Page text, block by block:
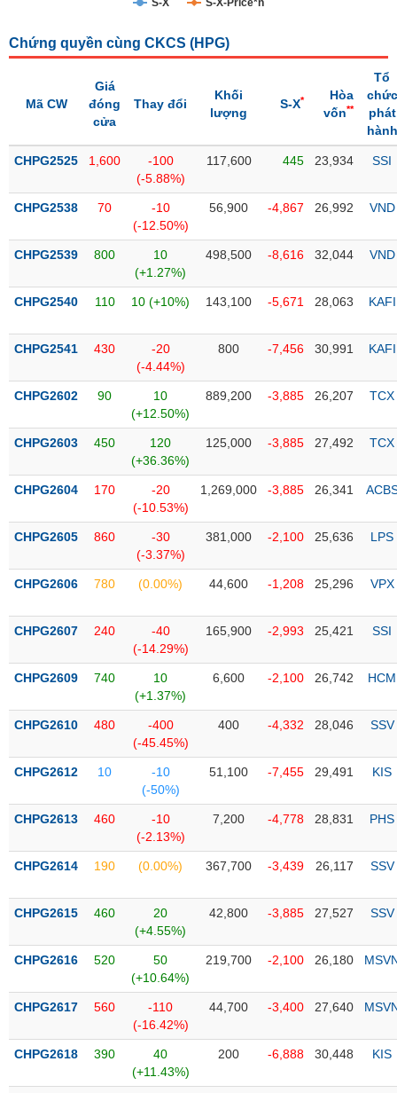
thái
thị
Niêm
Niêm
mới
yết
bổ
Hủy
yết
dõi
biệt
được
ký
Danh
ETF
phiếu
tiết
quan
dịch
chính
tích
thuật
sơ
doanh
S-X S-X-Price*n
Chứng quyền cùng CKCS (HPG)
Mã CW
Giá
đóng
cửa
Thay đổi
Khối
lượng
S-X*
Hòa
vốn**
Tổ
chức
phát
hành
CHPG2525 1,600
-100
(-5.88%)
117,600 445 23,934 SSI
CHPG2538 70
-10
(-12.50%)
56,900 -4,867 26,992 VND
CHPG2539 800
10
(+1.27%)
498,500 -8,616 32,044 VND
CHPG2540 110 10 (+10%) 143,100 -5,671 28,063 KAFI
CHPG2541 430
-20
(-4.44%)
800 -7,456 30,991 KAFI
CHPG2602 90
10
(+12.50%)
889,200 -3,885 26,207 TCX
CHPG2603 450
120
(+36.36%)
125,000 -3,885 27,492 TCX
CHPG2604 170
-20
(-10.53%)
1,269,000 -3,885 26,341
CHPG2605 860
-30
(-3.37%)
381,000 -2,100 25,636 LPS
CHPG2606 780 (0.00%) 44,600 -1,208 25,296 VPX
CHPG2607 240
-40
(-14.29%)
165,900 -2,993 25,421 SSI
CHPG2609 740
10
(+1.37%)
6,600 -2,100 26,742 HCM
CHPG2610 480
-400
(-45.45%)
400 -4,332 28,046 SSV
CHPG2612 10
-10
(-50%)
51,100 -7,455 29,491 KIS
CHPG2613 460
-10
(-2.13%)
7,200 -4,778 28,831 PHS
CHPG2614 190 (0.00%) 367,700 -3,439 26,117 SSV
CHPG2615 460
20
(+4.55%)
42,800 -3,885 27,527 SSV
CHPG2616 520
50
(+10.64%)
219,700 -2,100 26,180
CHPG2617 560
-110
(-16.42%)
44,700 -3,400 27,640
CHPG2618 390
40
(+11.43%)
200 -6,888 30,448 KIS
NGÀNH
NGHIỆP
PHIẾU
PHÁI
TRÁI
PHIẾU
CÔNG
CỤ
TƯ
DỮ
LIỆU
MỚI
Ngành
(-)
VS-
SECTOR
VẬT